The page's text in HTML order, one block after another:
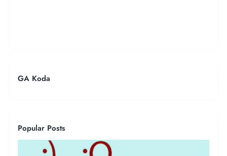
GA Koda
Popular Posts